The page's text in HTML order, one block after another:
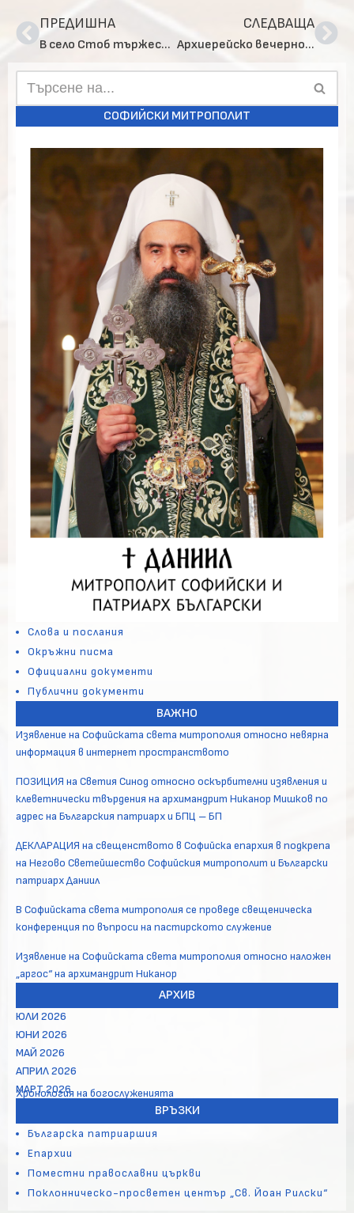
ПРЕДИШНА
В село Стоб тържествено бе отпразнуван празникът на св. Прокопий Йерусалимски
СЛЕДВАЩА
Архиерейско вечерно богослужение в чест на св. великомъченица Неделя
СОФИЙСКИ МИТРОПОЛИТ
Слова и послания
Окръжни писма
Официални документи
Публични документи
ВАЖНО
Изявление на Софийската света митрополия относно невярна
информация в интернет пространството
ПОЗИЦИЯ на Светия Синод относно оскърбителни изявления и
клеветнически твърдения на архимандрит Никанор Мишков по
адрес на Българския патриарх и БПЦ – БП
ДЕКЛАРАЦИЯ на свещенството в Софийска епархия в подкрепа
на Негово Светейшество Софийския митрополит и Български
патриарх Даниил
В Софийската света митрополия се проведе свещеническа
конференция по въпроси на пастирското служение
Изявление на Софийската света митрополия относно наложен
„аргос“ на архимандрит Никанор
АРХИВ
ЮЛИ 2026
ЮНИ 2026
МАЙ 2026
АПРИЛ 2026
МАРТ 2026
Хронология на богослуженията
ВРЪЗКИ
Българска патриаршия
Епархии
Поместни православни църкви
Поклонническо-просветен център „Св. Йоан Рилски“